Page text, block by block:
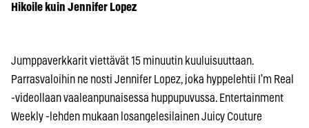
Hikoile kuin Jennifer Lopez
Jumppaverkkarit viettävät 15 minuutin kuuluisuuttaan.
Parrasvaloihin ne nosti Jennifer Lopez, joka hyppelehtii I’m Real
-videollaan vaaleanpunaisessa huppupuvussa. Entertainment
Weekly -lehden mukaan losangelesilainen Juicy Couture